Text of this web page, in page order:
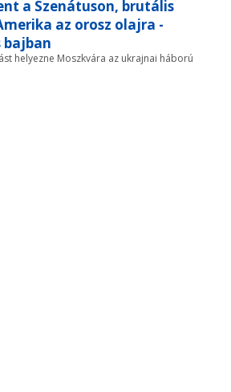
a Szenátuson, brutális
az orosz olajra -
bajban
helyezne Moszkvára az ukrajnai háború